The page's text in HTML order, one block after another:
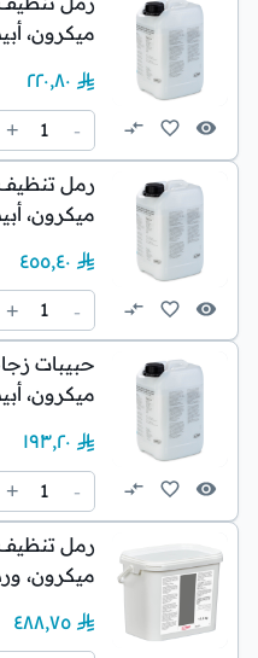
ميكرون، أبيض،
٢٢٠٫٨٠
-
1
+
ميكرون، أبيض،
٤٥٥٫٤٠
-
1
+
ميكرون، أبيض،
١٩٣٫٢٠
-
1
+
ميكرون، وردي،
٤٨٨٫٧٥